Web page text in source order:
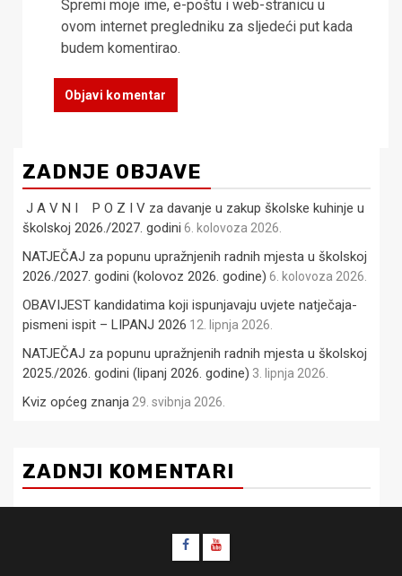
Spremi moje ime, e-poštu i web-stranicu u
ovom internet pregledniku za sljedeći put kada
budem komentirao.
ZADNJE OBJAVE
J A V N I P O Z I V za davanje u zakup školske kuhinje u
školskoj 2026./2027. godini 6. kolovoza 2026.
NATJEČAJ za popunu upražnjenih radnih mjesta u školskoj
2026./2027. godini (kolovoz 2026. godine) 6. kolovoza 2026.
OBAVIJEST kandidatima koji ispunjavaju uvjete natječaja-
pismeni ispit – LIPANJ 2026 12. lipnja 2026.
NATJEČAJ za popunu upražnjenih radnih mjesta u školskoj
2025./2026. godini (lipanj 2026. godine) 3. lipnja 2026.
Kviz općeg znanja 29. svibnja 2026.
ZADNJI KOMENTARI
FacebookYouTube